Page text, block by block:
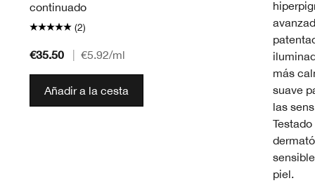
continuado
(2)
€35.50 €5.92/ml
Añadir a la cesta
más
suave
las
piel.